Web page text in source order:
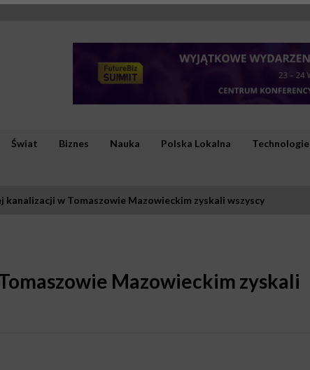
Świat Biznes Nauka Polska Lokalna Technologie
kanalizacji w Tomaszowie Mazowieckim zyskali wszyscy
Mazowieckim zyskali